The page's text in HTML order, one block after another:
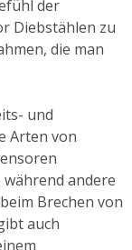
der
Diebstählen zu
die man
und
Arten von
andere
Brechen von
auch